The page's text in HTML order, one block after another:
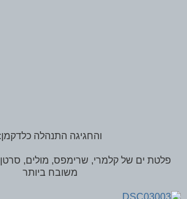
והחגיגה התנהלה כלדקמן:
פלטת ים של קלמרי, שרימפס, מולים, סרטן
משובח ביותר